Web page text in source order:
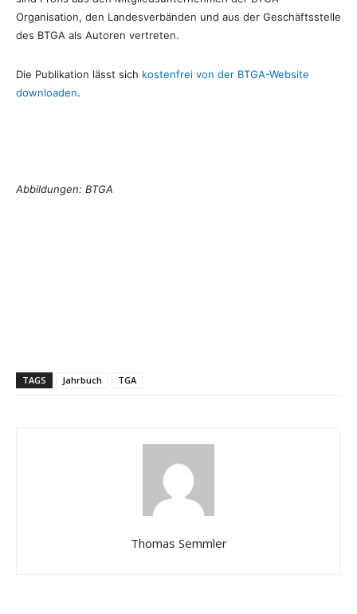
Organisation, den Landesverbänden und aus der Geschäftsstelle
des BTGA als Autoren vertreten.
Die Publikation lässt sich kostenfrei von der BTGA-Website
downloaden.
Abbildungen: BTGA
TAGS Jahrbuch TGA
Thomas Semmler